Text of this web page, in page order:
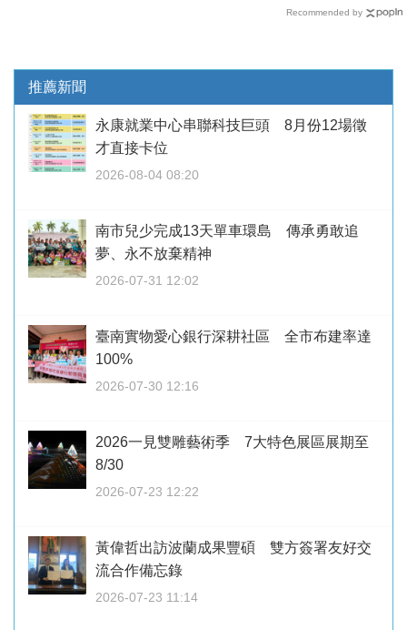
Recommended by
推薦新聞
永康就業中心串聯科技巨頭 8月份12場徵
才直接卡位
2026-08-04 08:20
南市兒少完成13天單車環島 傳承勇敢追
夢、永不放棄精神
2026-07-31 12:02
臺南實物愛心銀行深耕社區 全市布建率達
100%
2026-07-30 12:16
2026一見雙雕藝術季 7大特色展區展期至
8/30
2026-07-23 12:22
黃偉哲出訪波蘭成果豐碩 雙方簽署友好交
流合作備忘錄
2026-07-23 11:14